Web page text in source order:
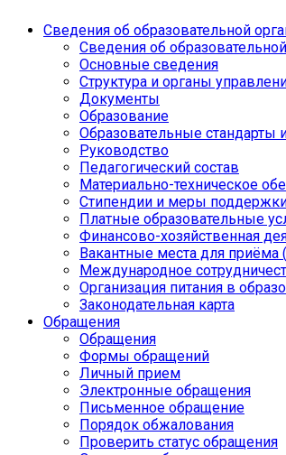
Сведения об образовательной
Сведения об
Основные сведения
Структура и органы
Документы
Образование
Образовательные стандарты
Руководство
Педагогический состав
Материально-техническое
Стипендии и меры
Платные образовательные
Финансово-хозяйственная
Вакантные места для
Международное
Организация питания в
Законодательная карта
Обращения
Обращения
Формы обращений
Личный прием
Электронные обращения
Письменное обращение
Порядок обжалования
Проверить статус обращения